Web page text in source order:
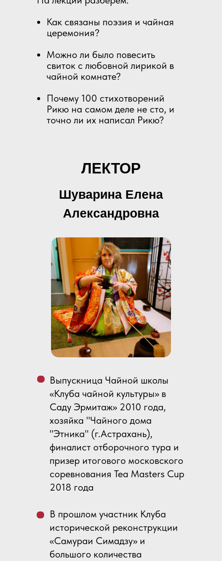
Как связаны поэзия и чайная
церемония?
Можно ли было повесить
свиток с любовной лирикой в
чайной комнате?
Почему 100 стихотворений
Рикю на самом деле не сто, и
точно ли их написал Рикю?
Шуварина Елена
Александровна
ЛЕКТОР
Выпускница Чайной школы
«Клуба чайной культуры» в
Саду Эрмитаж» 2010 года,
хозяйка "Чайного дома
"Этника" (г.Астрахань),
финалист отборочного тура и
призер итогового московского
соревнования Tea Masters Cup
2018 года
В прошлом участник Клуба
исторической реконструкции
«Самураи Симадзу» и
большого количества